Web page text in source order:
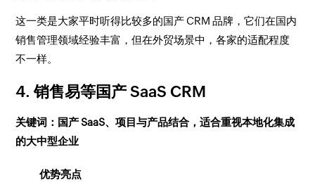
这一类是大家平时听得比较多的国产 CRM 品牌，它们在国内
销售管理领域经验丰富，但在外贸场景中，各家的适配程度
不一样。
4. 销售易等国产 SaaS CRM
关键词：国产 SaaS、项目与产品结合，适合重视本地化集成
的大中型企业
优势亮点